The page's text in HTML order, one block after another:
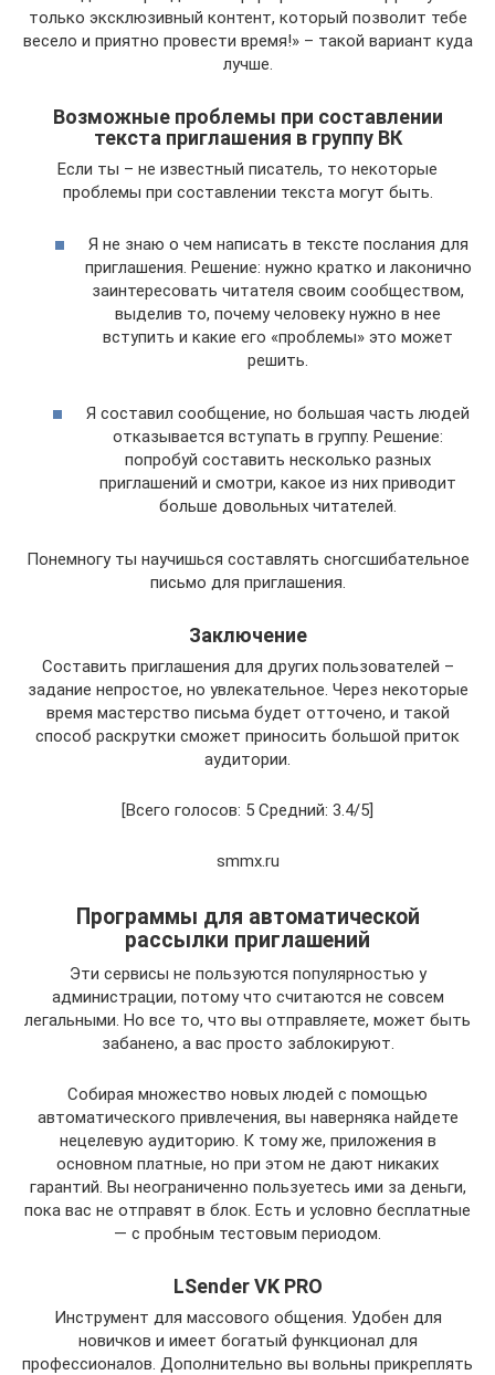
только эксклюзивный контент, который позволит тебе
весело и приятно провести время!» – такой вариант куда
лучше.
Возможные проблемы при составлении
текста приглашения в группу ВК
Если ты – не известный писатель, то некоторые
проблемы при составлении текста могут быть.
Я не знаю о чем написать в тексте послания для
приглашения. Решение: нужно кратко и лаконично
заинтересовать читателя своим сообществом,
выделив то, почему человеку нужно в нее
вступить и какие его «проблемы» это может
решить.
Я составил сообщение, но большая часть людей
отказывается вступать в группу. Решение:
попробуй составить несколько разных
приглашений и смотри, какое из них приводит
больше довольных читателей.
Понемногу ты научишься составлять сногсшибательное
письмо для приглашения.
Заключение
Составить приглашения для других пользователей –
задание непростое, но увлекательное. Через некоторые
время мастерство письма будет отточено, и такой
способ раскрутки сможет приносить большой приток
аудитории.
[Всего голосов: 5 Средний: 3.4/5]
smmx.ru
Программы для автоматической
рассылки приглашений
Эти сервисы не пользуются популярностью у
администрации, потому что считаются не совсем
легальными. Но все то, что вы отправляете, может быть
забанено, а вас просто заблокируют.
Собирая множество новых людей с помощью
автоматического привлечения, вы наверняка найдете
нецелевую аудиторию. К тому же, приложения в
основном платные, но при этом не дают никаких
гарантий. Вы неограниченно пользуетесь ими за деньги,
пока вас не отправят в блок. Есть и условно бесплатные
— с пробным тестовым периодом.
LSender VK PRO
Инструмент для массового общения. Удобен для
новичков и имеет богатый функционал для
профессионалов. Дополнительно вы вольны прикреплять